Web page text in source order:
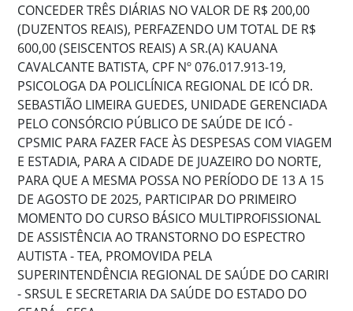
CONCEDER TRÊS DIÁRIAS NO VALOR DE R$ 200,00
(DUZENTOS REAIS), PERFAZENDO UM TOTAL DE R$
600,00 (SEISCENTOS REAIS) A SR.(A) KAUANA
CAVALCANTE BATISTA, CPF Nº 076.017.913-19,
PSICOLOGA DA POLICLÍNICA REGIONAL DE ICÓ DR.
SEBASTIÃO LIMEIRA GUEDES, UNIDADE GERENCIADA
PELO CONSÓRCIO PÚBLICO DE SAÚDE DE ICÓ -
CPSMIC PARA FAZER FACE ÀS DESPESAS COM VIAGEM
E ESTADIA, PARA A CIDADE DE JUAZEIRO DO NORTE,
PARA QUE A MESMA POSSA NO PERÍODO DE 13 A 15
DE AGOSTO DE 2025, PARTICIPAR DO PRIMEIRO
MOMENTO DO CURSO BÁSICO MULTIPROFISSIONAL
DE ASSISTÊNCIA AO TRANSTORNO DO ESPECTRO
AUTISTA - TEA, PROMOVIDA PELA
SUPERINTENDÊNCIA REGIONAL DE SAÚDE DO CARIRI
- SRSUL E SECRETARIA DA SAÚDE DO ESTADO DO